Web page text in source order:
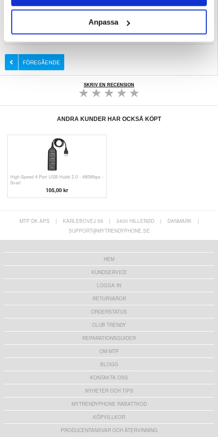
Anpassa
Strömenhet: Intern strömförsörjning
SKRIV EN RECENSION
ANDRA KUNDER HAR OCKSÅ KÖPT
High-Speed 4-Port USB Hubb 2.0 - 480Mbps -
Svart
105,00 kr
MTP DK APS | KARLEBOVEJ 59 | 3400 HILLERØD | DANMARK
|
SUPPORT@MYTRENDYPHONE.SE
HEM
KUNDSERVICE
LOGGA IN
RETURVAROR
ORDERSTATUS
CLUB TRENDY
REPARATIONSGUIDER
OM MTP
BLOGG
KONTAKTA OSS
NYHETER OCH TIPS
MYTRENDYPHONE RABATTKOD
KÖPVILLKOR
PRODUCENTANSVAR OCH ÅTERVINNING